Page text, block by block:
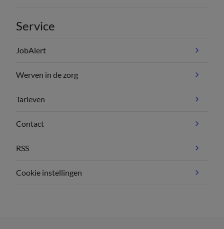
Service
JobAlert
Werven in de zorg
Tarieven
Contact
RSS
Cookie instellingen